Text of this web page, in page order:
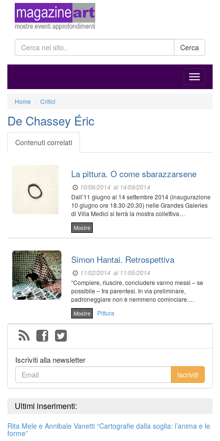
Cerca
Home Critici
De Chassey Éric
Contenuti correlati
La pittura. O come sbarazzarsene
10/06/2014 al 14/09/2014
Dall’11 giugno al 14 settembre 2014 (inaugurazione
10 giugno ore 18.30-20.30) nelle Grandes Galeries
di Villa Medici si terrà la mostra collettiva…
Mostre
Simon Hantai. Retrospettiva
11/02/2014 al 11/05/2014
“Compiere, riuscire, concludere vanno messi – se
possibile – tra parentesi. In via preliminare,
padroneggiare non è nemmeno cominciare.…
Mostre Pittura
Iscriviti alla newsletter
Iscriviti
Ultimi inserimenti:
Rita Mele e Annibale Vanetti “Cartografie dalla soglia: l’anima e le
forme”